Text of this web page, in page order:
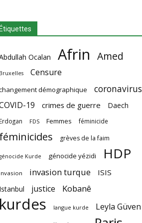
Ocalan Afrin Amed
Censure
démographique coronavirus
19 crimes de guerre Daech
FDS Femmes féminicide
grèves de la faim
Kurde génocide yézidi HDP
invasion turque ISIS
justice Kobanê
langue kurde Leyla Güven